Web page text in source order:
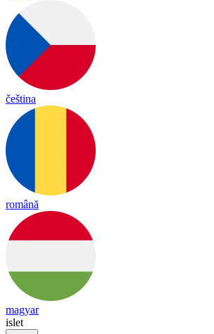
čeština
română
magyar
islet